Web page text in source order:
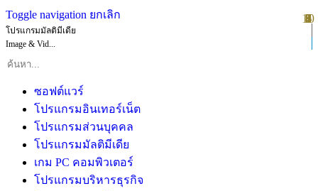
Toggle navigation ยกเลิก
โปรแกรมมัลติมีเดีย
Image & Vid...
ซอฟต์แวร์
โปรแกรมอินเทอร์เน็ต
โปรแกรมส่วนบุคคล
โปรแกรมมัลติมีเดีย
เกม PC คอมพิวเตอร์
โปรแกรมบริหารธุรกิจ
1
2
3
4
5
6
7
8
9
10